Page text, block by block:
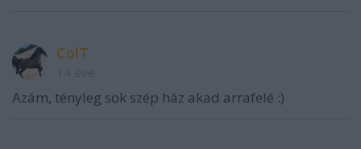
ColT
Azám, tényleg sok szép ház akad arrafelé :)